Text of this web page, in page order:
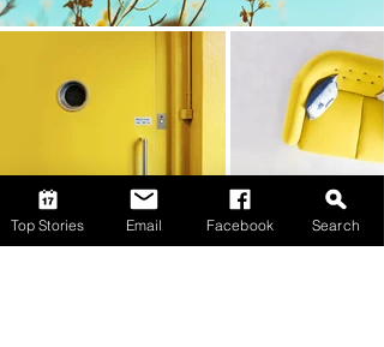
Top Stories Email Facebook Search